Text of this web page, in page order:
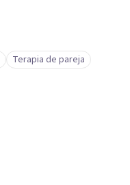
Terapia de pareja